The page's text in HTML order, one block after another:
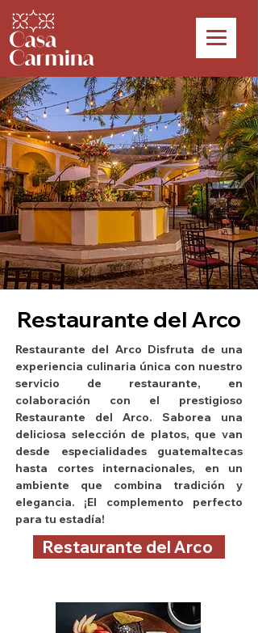
Restaurante del Arco
Restaurante del Arco Disfruta de una
experiencia culinaria única con nuestro
servicio de restaurante, en
colaboración con el prestigioso
Restaurante del Arco. Saborea una
deliciosa selección de platos, que van
desde especialidades guatemaltecas
hasta cortes internacionales, en un
ambiente que combina tradición y
elegancia. ¡El complemento perfecto
para tu estadía!
Restaurante del Arco